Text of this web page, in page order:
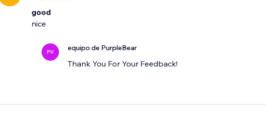
good
PU equipo de PurpleBear
Thank You For Your Feedback!